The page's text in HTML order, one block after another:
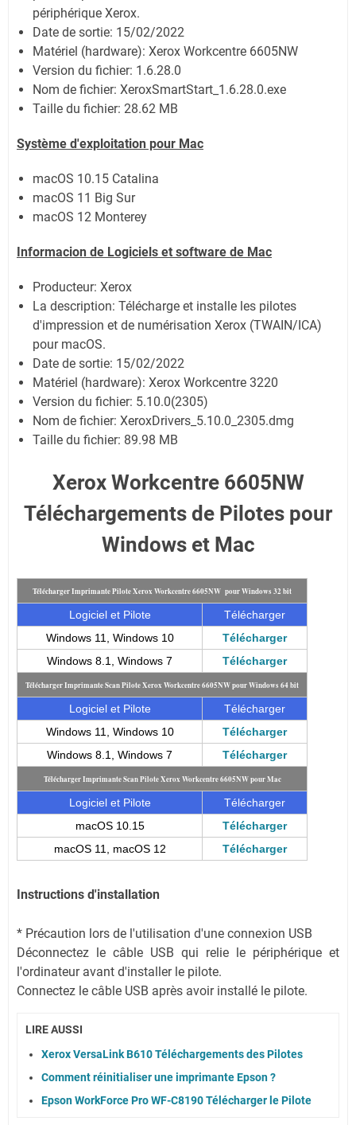
périphérique Xerox.
Date de sortie: 15/02/2022
Matériel (hardware): Xerox Workcentre 6605NW
Version du fichier: 1.6.28.0
Nom de fichier: XeroxSmartStart_1.6.28.0.exe
Taille du fichier: 28.62 MB
Système d'exploitation pour Mac
macOS 10.15 Catalina
macOS 11 Big Sur
macOS 12 Monterey
Informacion de Logiciels et software de Mac
Producteur: Xerox
La description: Télécharge et installe les pilotes
d'impression et de numérisation Xerox (TWAIN/ICA)
pour macOS.
Date de sortie: 15/02/2022
Matériel (hardware): Xerox Workcentre 3220
Version du fichier: 5.10.0(2305)
Nom de fichier: XeroxDrivers_5.10.0_2305.dmg
Taille du fichier: 89.98 MB
Xerox Workcentre 6605NW
Téléchargements de Pilotes pour
Windows et Mac
Télécharger Imprimante Pilote Xerox Workcentre 6605NW pour Windows 32 bit
Logiciel et Pilote
Télécharger
Windows 11, Windows 10
Télécharger
Windows 8.1, Windows 7
Télécharger
Télécharger Imprimante Scan Pilote Xerox Workcentre 6605NW pour Windows 64 bit
Logiciel et Pilote
Télécharger
Windows 11, Windows 10
Télécharger
Windows 8.1, Windows 7
Télécharger
Télécharger Imprimante Scan Pilote Xerox Workcentre 6605NW pour Mac
Logiciel et Pilote
Télécharger
macOS 10.15
Télécharger
macOS 11, macOS 12
Télécharger
Instructions d'installation
* Précaution lors de l'utilisation d'une connexion USB
Déconnectez le câble USB qui relie le périphérique et
l'ordinateur avant d'installer le pilote.
Connectez le câble USB après avoir installé le pilote.
LIRE AUSSI
Xerox VersaLink B610 Téléchargements des Pilotes
Comment réinitialiser une imprimante Epson ?
Epson WorkForce Pro WF-C8190 Télécharger le Pilote